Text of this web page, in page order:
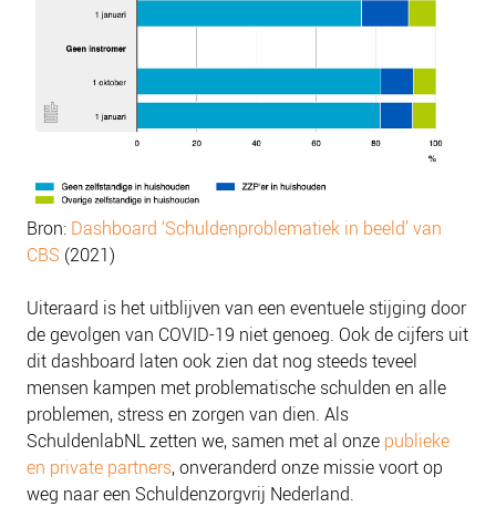
Bron: Dashboard ‘Schuldenproblematiek in beeld’ van
CBS (2021)
Uiteraard is het uitblijven van een eventuele stijging door
de gevolgen van COVID-19 niet genoeg. Ook de cijfers uit
dit dashboard laten ook zien dat nog steeds teveel
mensen kampen met problematische schulden en alle
problemen, stress en zorgen van dien. Als
SchuldenlabNL zetten we, samen met al onze publieke
en private partners, onveranderd onze missie voort op
weg naar een Schuldenzorgvrij Nederland.